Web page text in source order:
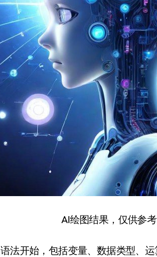
AI绘图结果，仅供参考
法开始，包括变量、数据类型、